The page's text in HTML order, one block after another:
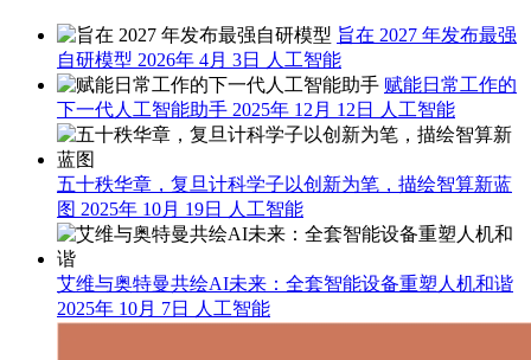
旨在 2027 年发布最强
自研模型 2026年 4月 3日
人工智能
赋能日常工作的
下一代人工智能助手 2025年 12月 12日 人工智能
五十秩华章，复旦计科学子以创新为笔，描绘智算新蓝
图 2025年 10月 19日 人工智能
艾维与奥特曼共绘AI未来：全套智能设备重塑人机和谐
2025年 10月 7日
人工智能